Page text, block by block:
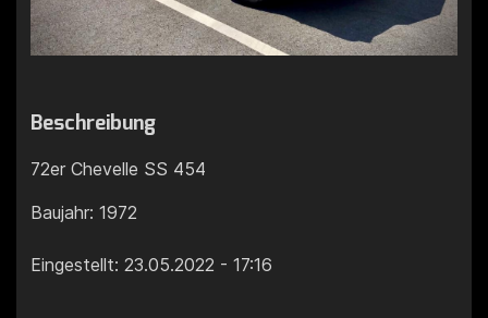
Beschreibung
72er Chevelle SS 454
Baujahr: 1972
Eingestellt: 23.05.2022 - 17:16